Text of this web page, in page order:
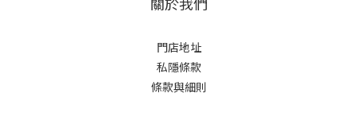
門店地址
私隱條款
條款與細則